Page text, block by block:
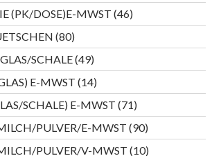
Produkte
(PK/DOSE)E-MWST 4646
Produkte
8080
Produkte
SCHALE 4949
Produkte
E-MWST 1414
Produkte
SCHALE) E-MWST 7171
Produkte
PULVER/E-MWST 9090
Produkte
PULVER/V-MWST 1010